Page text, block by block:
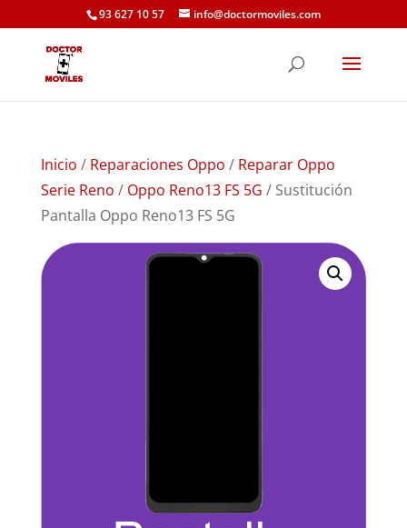
93 627 10 57 info@doctormoviles.com
Inicio / Reparaciones Oppo / Reparar Oppo
Serie Reno / Oppo Reno13 FS 5G / Sustitución
Pantalla Oppo Reno13 FS 5G